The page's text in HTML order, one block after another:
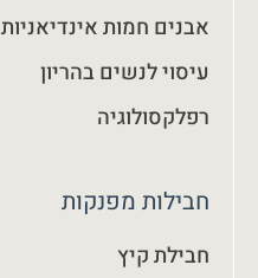
אבנים חמות אינדיאניות
עיסוי לנשים בהריון
רפלקסולוגיה
חבילות מפנקות
חבילת קיץ